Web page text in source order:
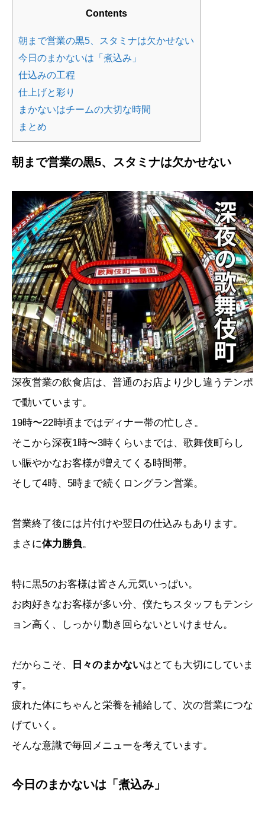
Contents
朝まで営業の黒5、スタミナは欠かせない
今日のまかないは「煮込み」
仕込みの工程
仕上げと彩り
まかないはチームの大切な時間
まとめ
朝まで営業の黒5、スタミナは欠かせない
深夜営業の飲食店は、普通のお店より少し違うテンポ
で動いています。
19時〜22時頃まではディナー帯の忙しさ。
そこから深夜1時〜3時くらいまでは、歌舞伎町らし
い賑やかなお客様が増えてくる時間帯。
そして4時、5時まで続くロングラン営業。
営業終了後には片付けや翌日の仕込みもあります。
まさに体力勝負。
特に黒5のお客様は皆さん元気いっぱい。
お肉好きなお客様が多い分、僕たちスタッフもテンシ
ョン高く、しっかり動き回らないといけません。
だからこそ、 日々のまかないはとても大切にしていま
す。
疲れた体にちゃんと栄養を補給して、次の営業につな
げていく。
そんな意識で毎回メニューを考えています。
今日のまかないは「煮込み」